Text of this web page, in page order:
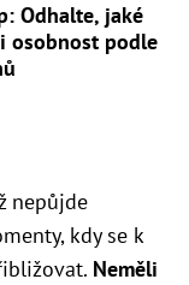
Odhalte, jaké
osobnost podle
nepůjde
kdy se k
Neměli